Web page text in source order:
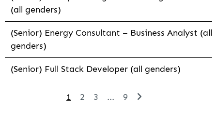
(all genders)
(Senior) Energy Consultant – Business Analyst (all
genders)
(Senior) Full Stack Developer (all genders)
1 2 3 ... 9